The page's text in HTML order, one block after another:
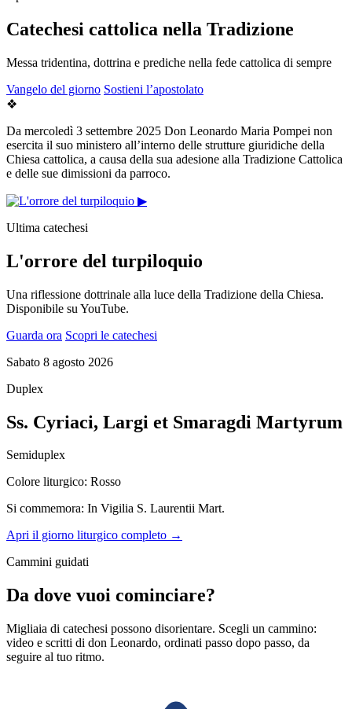
Catechesi cattolica nella Tradizione
Messa tridentina, dottrina e prediche nella fede cattolica di sempre
Vangelo del giorno Sostieni l’apostolato
❖
Da mercoledì 3 settembre 2025 Don Leonardo Maria Pompei non
esercita il suo ministero all’interno delle strutture giuridiche della
Chiesa cattolica, a causa della sua adesione alla Tradizione Cattolica
e delle sue dimissioni da parroco.
▶
Ultima catechesi
L'orrore del turpiloquio
Una riflessione dottrinale alla luce della Tradizione della Chiesa.
Disponibile su YouTube.
Guarda ora Scopri le catechesi
Sabato 8 agosto 2026
Duplex
Ss. Cyriaci, Largi et Smaragdi Martyrum
Semiduplex
Colore liturgico: Rosso
Si commemora: In Vigilia S. Laurentii Mart.
Apri il giorno liturgico completo →
Cammini guidati
Da dove vuoi cominciare?
Migliaia di catechesi possono disorientare. Scegli un cammino:
video e scritti di don Leonardo, ordinati passo dopo passo, da
seguire al tuo ritmo.